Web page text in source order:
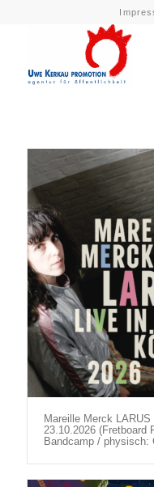
Mareille Merck
23.10.2026 (Fretboard
Bandcamp / physisch: